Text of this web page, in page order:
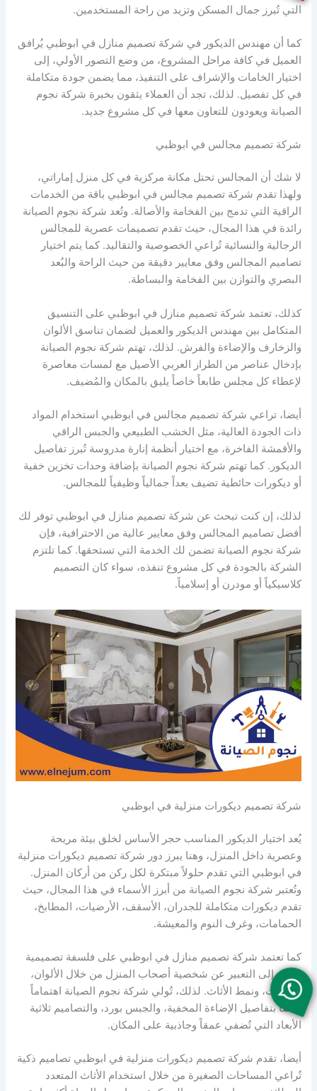
التي تُبرز جمال المسكن وتزيد من راحة المستخدمين.
كما أن مهندس الديكور في شركة تصميم منازل في ابوظبي يُرافق
العميل في كافة مراحل المشروع، من وضع التصور الأولي، إلى
اختيار الخامات والإشراف على التنفيذ، مما يضمن جودة متكاملة
في كل تفصيل. لذلك، تجد أن العملاء يثقون بخبرة شركة نجوم
الصيانة ويعودون للتعاون معها في كل مشروع جديد.
شركة تصميم مجالس في ابوظبي
لا شك أن المجالس تحتل مكانة مركزية في كل منزل إماراتي،
ولهذا تقدم شركة تصميم مجالس في ابوظبي باقة من الخدمات
الراقية التي تدمج بين الفخامة والأصالة. وتُعد شركة نجوم الصيانة
رائدة في هذا المجال، حيث تقدم تصميمات عصرية للمجالس
الرجالية والنسائية تُراعي الخصوصية والتقاليد. كما يتم اختيار
تصاميم المجالس وفق معايير دقيقة من حيث الراحة والبُعد
البصري والتوازن بين الفخامة والبساطة.
كذلك، تعتمد شركة تصميم منازل في ابوظبي على التنسيق
المتكامل بين مهندس الديكور والعميل لضمان تناسق الألوان
والزخارف والإضاءة والفرش. لذلك، تهتم شركة نجوم الصيانة
بإدخال عناصر من الطراز العربي الأصيل مع لمسات معاصرة
لإعطاء كل مجلس طابعاً خاصاً يليق بالمكان والمُضيف.
أيضا، تراعي شركة تصميم مجالس في ابوظبي استخدام المواد
ذات الجودة العالية، مثل الخشب الطبيعي والجبس الراقي
والأقمشة الفاخرة، مع اختيار أنظمة إنارة مدروسة تُبرز تفاصيل
الديكور. كما تهتم شركة نجوم الصيانة بإضافة وحدات تخزين خفية
أو ديكورات حائطية تضيف بعداً جمالياً وظيفياً للمجالس.
لذلك، إن كنت تبحث عن شركة تصميم منازل في ابوظبي توفر لك
أفضل تصاميم المجالس وفق معايير عالية من الاحترافية، فإن
شركة نجوم الصيانة تضمن لك الخدمة التي تستحقها. كما تلتزم
الشركة بالجودة في كل مشروع تنفذه، سواء كان التصميم
كلاسيكياً أو مودرن أو إسلامياً.
شركة تصميم ديكورات منزلية في ابوظبي
يُعد اختيار الديكور المناسب حجر الأساس لخلق بيئة مريحة
وعصرية داخل المنزل، وهنا يبرز دور شركة تصميم ديكورات منزلية
في ابوظبي التي تقدم حلولاً مبتكرة لكل ركن من أركان المنزل.
وتُعتبر شركة نجوم الصيانة من أبرز الأسماء في هذا المجال، حيث
تقدم ديكورات متكاملة للجدران، الأسقف، الأرضيات، المطابخ،
الحمامات، وغرف النوم والمعيشة.
كما تعتمد شركة تصميم منازل في ابوظبي على فلسفة تصميمية
تهدف إلى التعبير عن شخصية أصحاب المنزل من خلال الألوان،
الخامات، ونمط الأثاث. لذلك، تُولي شركة نجوم الصيانة اهتماماً
خاصاً بتفاصيل الإضاءة المخفية، والجبس بورد، والتصاميم ثلاثية
الأبعاد التي تُضفي عمقاً وجاذبية على المكان.
أيضا، تقدم شركة تصميم ديكورات منزلية في ابوظبي تصاميم ذكية
تُراعي المساحات الصغيرة من خلال استخدام الأثاث المتعدد